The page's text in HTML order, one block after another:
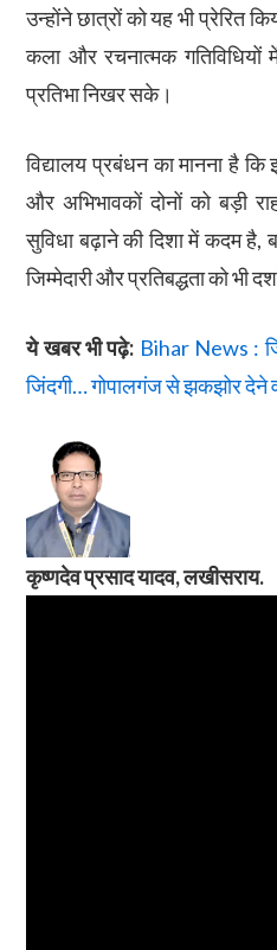
उन्होंने छात्रों को यह भी प्रेरित
कला और रचनात्मक गतिविधियों
प्रतिभा निखर सके।
विद्यालय प्रबंधन का मानना है
और अभिभावकों दोनों को बड़ी
सुविधा बढ़ाने की दिशा में कदम है,
जिम्मेदारी और प्रतिबद्धता को भी
ये खबर भी पढ़े: Bihar News :
जिंदगी… गोपालगंज से झकझोर देने
कृष्णदेव प्रसाद यादव, लखीसराय.